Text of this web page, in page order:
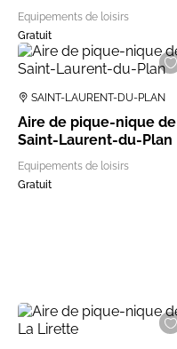
Equipements de loisirs
Gratuit
SAINT-LAURENT-DU-PLAN
Aire de pique-nique de
Saint-Laurent-du-Plan
Equipements de loisirs
Gratuit